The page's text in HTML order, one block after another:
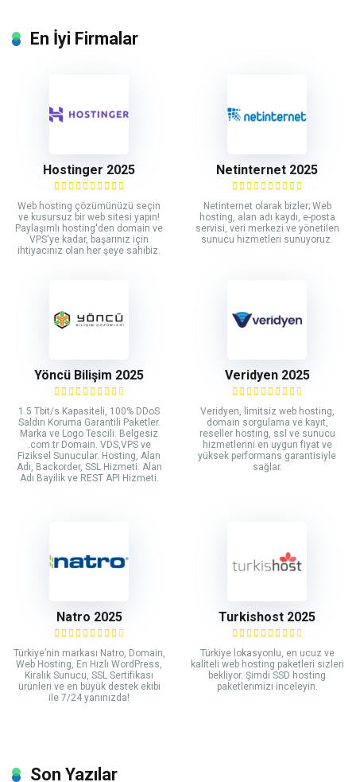
En İyi Firmalar
Hostinger 2025
Web hosting çözümünüzü seçin
ve kusursuz bir web sitesi yapın!
Paylaşımlı hosting'den domain ve
VPS'ye kadar, başarınız için
ihtiyacınız olan her şeye sahibiz.
Netinternet 2025
Netinternet olarak bizler; Web
hosting, alan adı kaydı, e-posta
servisi, veri merkezi ve yönetilen
sunucu hizmetleri sunuyoruz.
Yöncü Bilişim 2025
1.5 Tbit/s Kapasiteli, 100% DDoS
Saldırı Koruma Garantili Paketler.
Marka ve Logo Tescili. Belgesiz
.com.tr Domain. VDS,VPS ve
Fiziksel Sunucular. Hosting, Alan
Adı, Backorder, SSL Hizmeti. Alan
Adı Bayilik ve REST API Hizmeti.
Veridyen 2025
Veridyen, limitsiz web hosting,
domain sorgulama ve kayıt,
reseller hosting, ssl ve sunucu
hizmetlerini en uygun fiyat ve
yüksek performans garantisiyle
sağlar.
Natro 2025
Türkiye’nin markası Natro, Domain,
Web Hosting, En Hızlı WordPress,
Kiralık Sunucu, SSL Sertifikası
ürünleri ve en büyük destek ekibi
ile 7/24 yanınızda!
Turkishost 2025
Türkiye lokasyonlu, en ucuz ve
kaliteli web hosting paketleri sizleri
bekliyor. Şimdi SSD hosting
paketlerimizi inceleyin.
Son Yazılar